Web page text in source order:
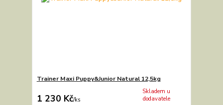
Trainer Maxi Puppy&Junior Natural 12,5kg
1 230 Kč/ks
Skladem u
dodavatele